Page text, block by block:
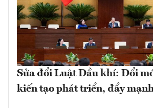
Sửa đổi Luật Dầu khí: Đổi
kiến tạo phát triển, đẩy